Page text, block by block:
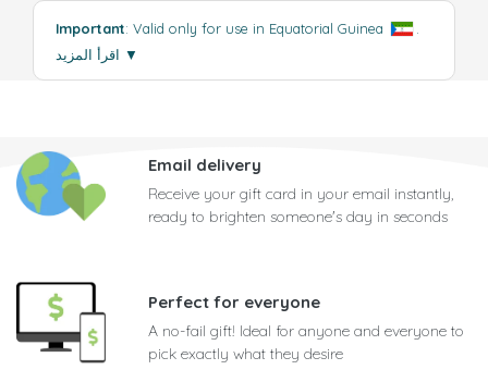
Important: Valid only for use in Equatorial Guinea
▼
Email delivery
Receive your gift card in your email instantly,
ready to brighten someone's day in seconds
Perfect for everyone
A no-fail gift! Ideal for anyone and everyone to
pick exactly what they desire